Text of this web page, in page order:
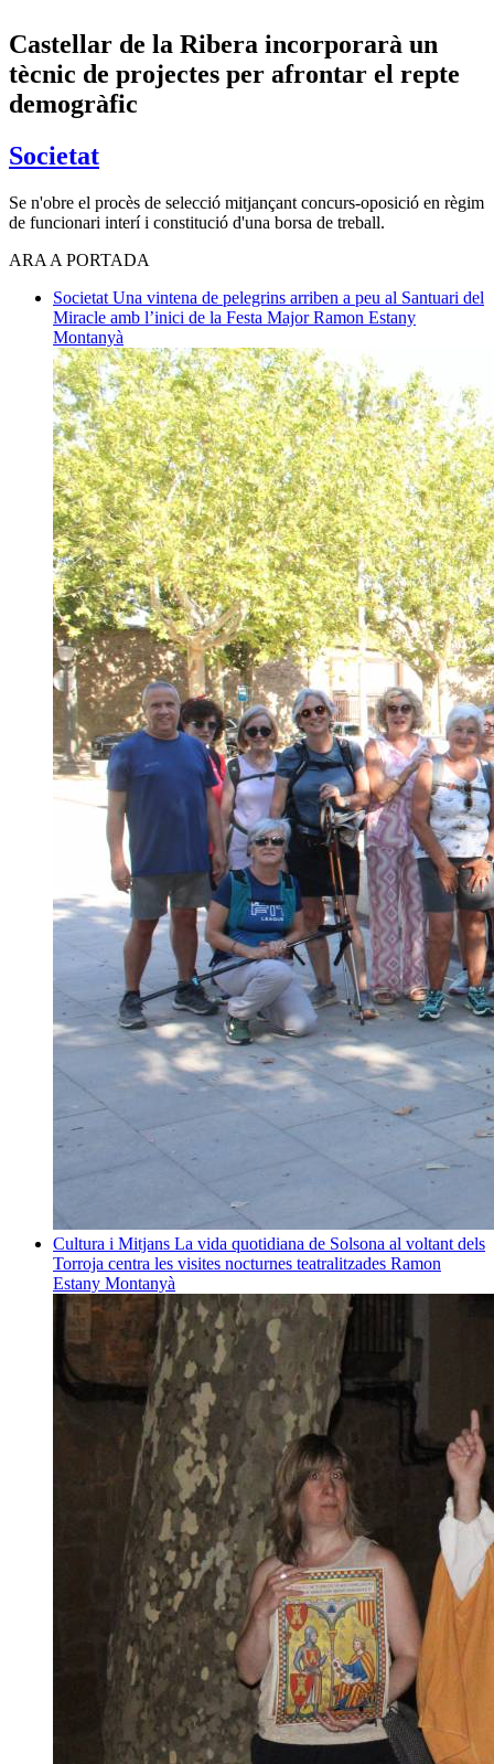
Castellar de la Ribera incorporarà un
tècnic de projectes per afrontar el repte
demogràfic
Societat
Se n'obre el procès de selecció mitjançant concurs-oposició en règim
de funcionari interí i constitució d'una borsa de treball.
ARA A PORTADA
Societat Una vintena de pelegrins arriben a peu al Santuari del
Miracle amb l’inici de la Festa MajorRamon Estany
Montanyà
Cultura i Mitjans La vida quotidiana de Solsona al voltant dels
Torroja centra les visites nocturnes teatralitzades Ramon
Estany Montanyà